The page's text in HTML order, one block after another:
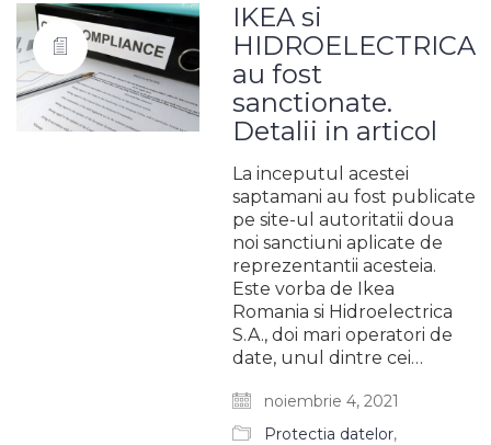
IKEA si
HIDROELECTRICA
au fost
sanctionate.
Detalii in articol
La inceputul acestei
saptamani au fost publicate
pe site-ul autoritatii doua
noi sanctiuni aplicate de
reprezentantii acesteia.
Este vorba de Ikea
Romania si Hidroelectrica
S.A., doi mari operatori de
date, unul dintre cei…
noiembrie 4, 2021
Protectia datelor,